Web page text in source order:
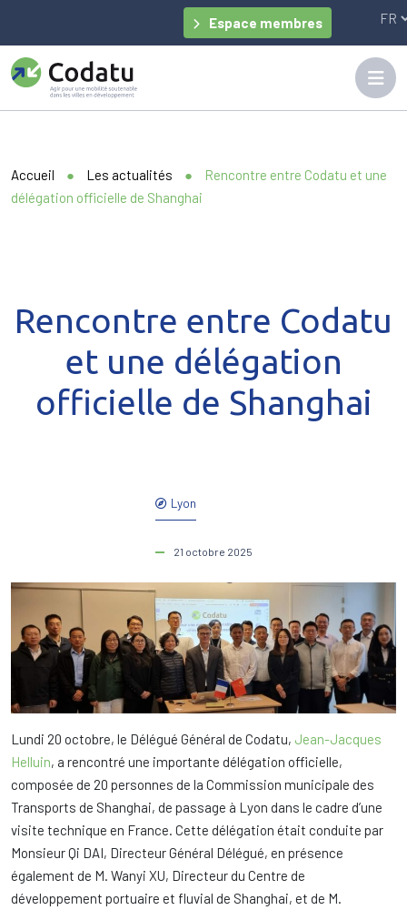
Espace membres
Accueil ● Les actualités ●
Rencontre entre Codatu et une
délégation officielle de Shanghai
Lyon
21 octobre 2025
Rencontre entre Codatu
et une délégation
officielle de Shanghai
Lundi 20 octobre, le Délégué Général de Codatu, Jean-Jacques
Helluin, a rencontré une importante délégation officielle,
composée de 20 personnes de la Commission municipale des
Transports de Shanghai, de passage à Lyon dans le cadre d’une
visite technique en France. Cette délégation était conduite par
Monsieur Qi DAI, Directeur Général Délégué, en présence
également de M. Wanyi XU, Directeur du Centre de
développement portuaire et fluvial de Shanghai, et de M.
Panneau de gestion des cookies